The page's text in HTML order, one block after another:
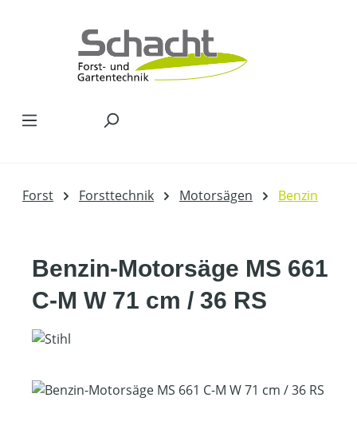
Forst Forsttechnik Motorsägen Benzin
Benzin-Motorsäge MS 661
C-M W 71 cm / 36 RS
Bildergalerie überspringen